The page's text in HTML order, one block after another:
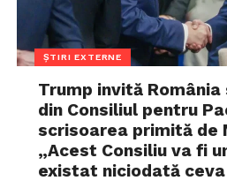
ȘTIRI EXTERNE
Trump invită
din Consiliul pentru
scrisoarea primită de
„Acest Consiliu va fi
existat niciodată